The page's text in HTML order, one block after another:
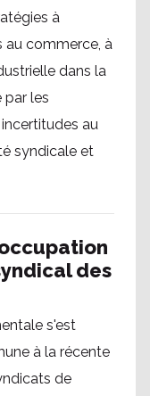
à
au commerce, à
dans la
par les
au
syndicale et
des
s'est
à la récente
de